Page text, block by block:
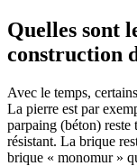
Quelles sont
construction
Avec le temps,
La pierre est par
parpaing (béton) reste
résistant. La brique
brique « monomur »